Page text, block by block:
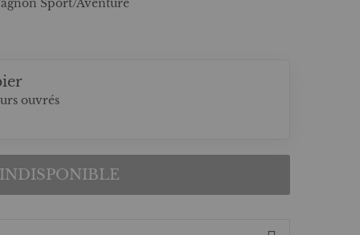
Sport/Aventure
ouvrés
INDISPONIBLE